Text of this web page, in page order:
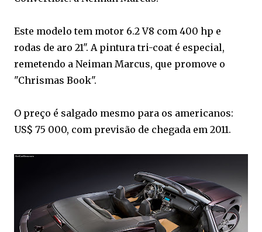
Este modelo tem motor 6.2 V8 com 400 hp e
rodas de aro 21". A pintura tri-coat é especial,
remetendo a Neiman Marcus, que promove o
"Chrismas Book".
O preço é salgado mesmo para os americanos:
US$ 75 000, com previsão de chegada em 2011.